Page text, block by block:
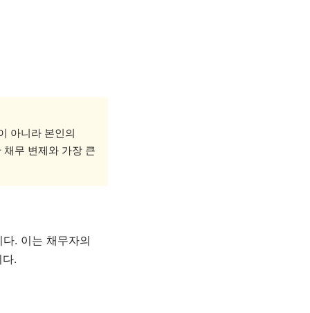
아니라 본인의
무 변제와 가장 큰
. 이는 채무자의
.